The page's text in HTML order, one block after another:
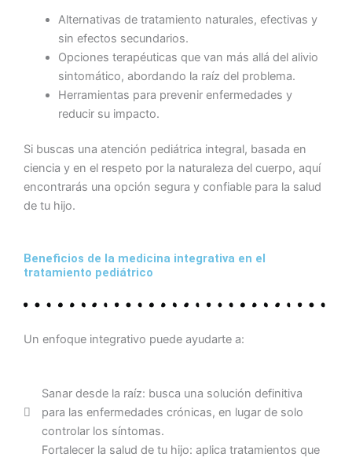
Alternativas de tratamiento naturales, efectivas y
sin efectos secundarios.
Opciones terapéuticas que van más allá del alivio
sintomático, abordando la raíz del problema.
Herramientas para prevenir enfermedades y
reducir su impacto.
Si buscas una atención pediátrica integral, basada en
ciencia y en el respeto por la naturaleza del cuerpo, aquí
encontrarás una opción segura y confiable para la salud
de tu hijo.
Beneficios de la medicina integrativa en el
tratamiento pediátrico
Un enfoque integrativo puede ayudarte a:
Sanar desde la raíz: busca una solución definitiva
para las enfermedades crónicas, en lugar de solo
controlar los síntomas.
Fortalecer la salud de tu hijo: aplica tratamientos que